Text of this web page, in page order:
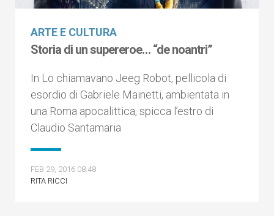
ARTE E CULTURA
Storia di un supereroe… “de noantri”
In Lo chiamavano Jeeg Robot, pellicola di
esordio di Gabriele Mainetti, ambientata in
una Roma apocalittica, spicca l’estro di
Claudio Santamaria
FEB 29, 2016 08:48
RITA RICCI